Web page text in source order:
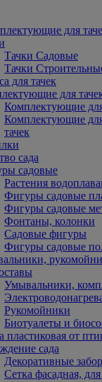
для
Тачки Садовые
Тачки
для тачек
для
Комплектующие
Комплектующие
тачек
сада
садовые
Растения
Фигуры садовые
Фигуры садовые
Фонтаны, колонки
Садовые фигуры
Фигуры садовые
Умывальники,
Рукомойники
Биотуалеты и
пластиковая от
сада
Декоративные
Сетка фасадная,